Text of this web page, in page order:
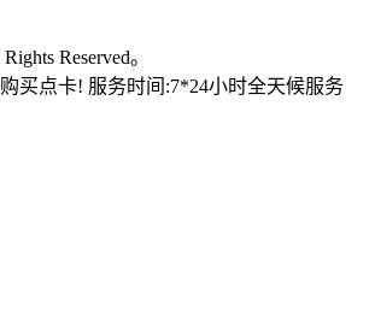
Reserved。
买点卡! 服务时间:7*24小时全天候服务